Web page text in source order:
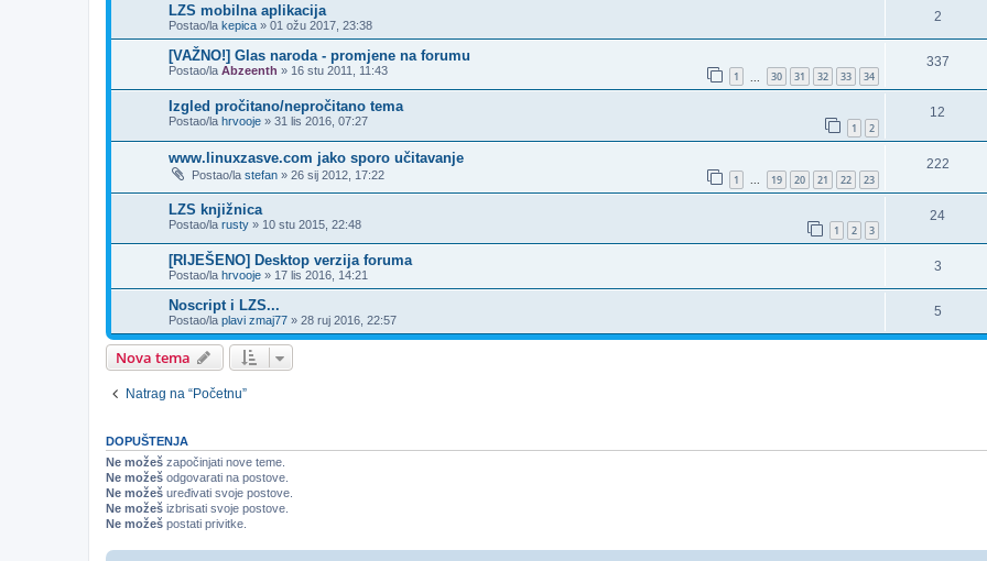
LZS mobilna aplikacija
Postao/la kepica » 01 ožu 2017, 23:38
2
[VAŽNO!] Glas naroda - promjene na forumu
Postao/la Abzeenth » 16 stu 2011, 11:43 1 30 31 32 33 34
337
Izgled pročitano/nepročitano tema
Postao/la hrvooje » 31 lis 2016, 07:27 1 2
12
www.linuxzasve.com jako sporo učitavanje
Postao/la stefan » 26 sij 2012, 17:22 1 ... 19 20 21 22 23
222
LZS knjižnica
Postao/la rusty » 10 stu 2015, 22:48 1 2 3
24
[RIJEŠENO] Desktop verzija foruma
Postao/la hrvooje » 17 lis 2016, 14:21
3
Noscript i LZS...
Postao/la plavi zmaj77 » 28 ruj 2016, 22:57
5
Nova tema
Natrag na “Početnu”
DOPUŠTENJA
Ne možeš započinjati nove teme.
Ne možeš odgovarati na postove.
Ne možeš uređivati svoje postove.
Ne možeš izbrisati svoje postove.
Ne možeš postati privitke.